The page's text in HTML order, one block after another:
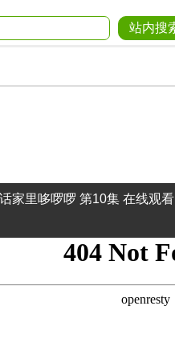
家里哆啰啰 第10集 在线观看